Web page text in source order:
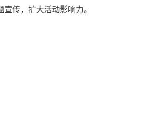
传，扩大活动影响力。